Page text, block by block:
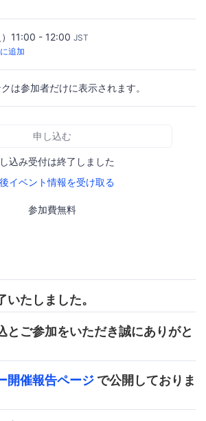
11:00 - 12:00 JST
追加
クは参加者だけに表示されます。
申し込む
込み受付は終了しました
イベント情報を受け取る
参加費無料
たしました。
とご参加をいただき誠にありがと
開催報告ページ で公開しておりま